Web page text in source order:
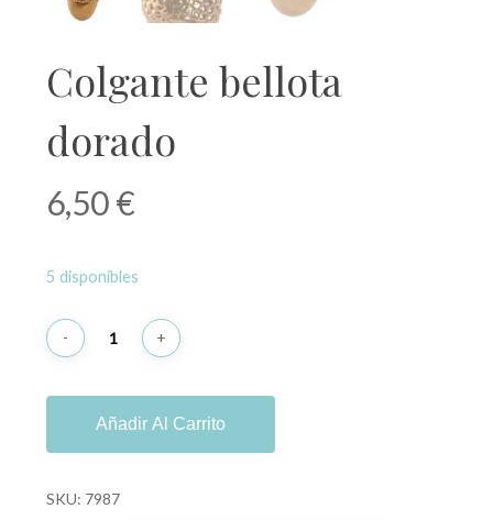
Colgante bellota
dorado
6,50€
5 disponibles
Añadir Al Carrito
SKU: 7987